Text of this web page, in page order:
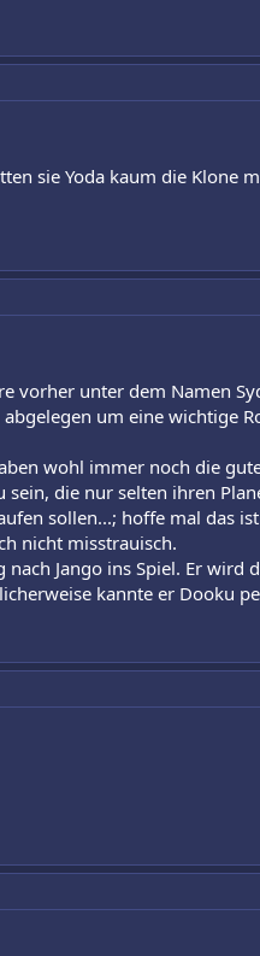
sie Yoda kaum die Klone
vorher unter dem Namen
um eine wichtige
wohl immer noch die
sein, die nur selten ihren
sollen...; hoffe mal das
nicht misstrauisch.
Jango ins Spiel. Er wird
kannte er Dooku